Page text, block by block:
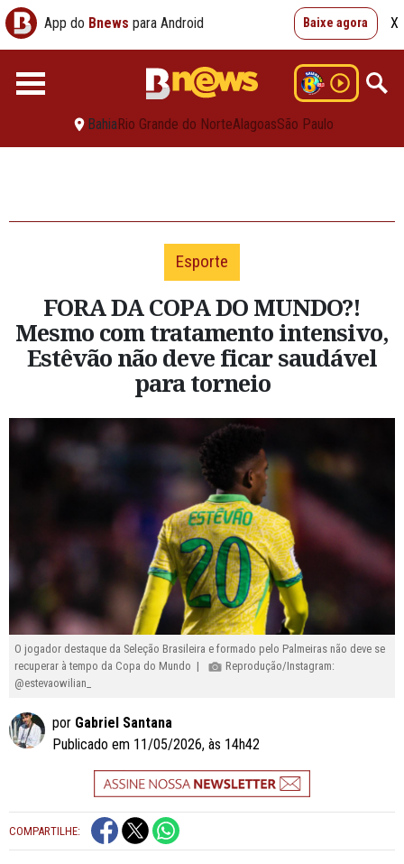
App do Bnews para Android Baixe agora X
BahiaRio Grande do NorteAlagoasSão Paulo
Esporte
FORA DA COPA DO MUNDO?!
Mesmo com tratamento intensivo,
Estêvão não deve ficar saudável
para torneio
O jogador destaque da Seleção Brasileira e formado pelo Palmeiras não deve se
recuperar à tempo da Copa do Mundo |
Reprodução/Instagram:
@estevaowilian_
por Gabriel Santana
Publicado em 11/05/2026, às 14h42
COMPARTILHE: